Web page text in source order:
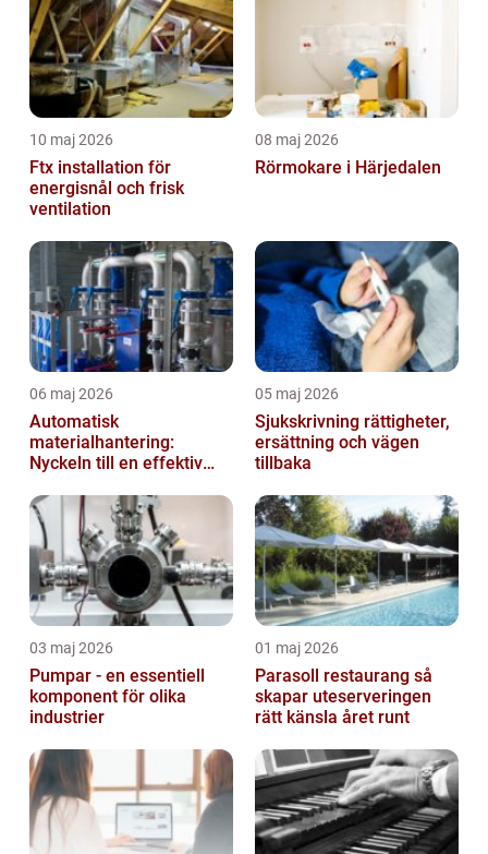
10 maj 2026
Ftx installation för
energisnål och frisk
ventilation
08 maj 2026
Rörmokare i Härjedalen
06 maj 2026
Automatisk
materialhantering:
Nyckeln till en effektiv
05 maj 2026
Sjukskrivning rättigheter,
ersättning och vägen
tillbaka
03 maj 2026
Pumpar - en essentiell
komponent för olika
industrier
01 maj 2026
Parasoll restaurang så
skapar uteserveringen
rätt känsla året runt